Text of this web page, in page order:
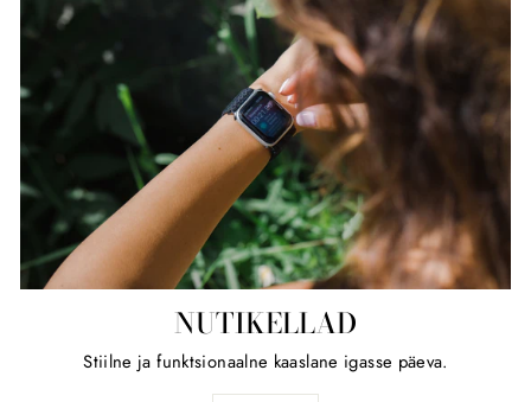
NUTIKELLAD
Stiilne ja funktsionaalne kaaslane igasse päeva.